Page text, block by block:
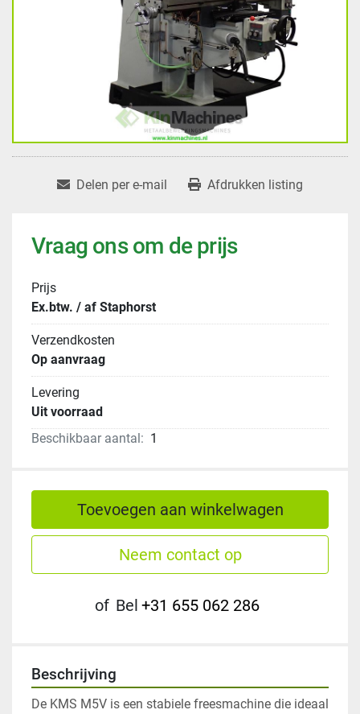
Delen per e-mail Afdrukken listing
Vraag ons om de prijs
Prijs
Ex.btw. / af Staphorst
Verzendkosten
Op aanvraag
Levering
Uit voorraad
Beschikbaar aantal: 1
Toevoegen aan winkelwagen
Neem contact op
of Bel +31 655 062 286
Beschrijving
De KMS M5V is een stabiele freesmachine die ideaal